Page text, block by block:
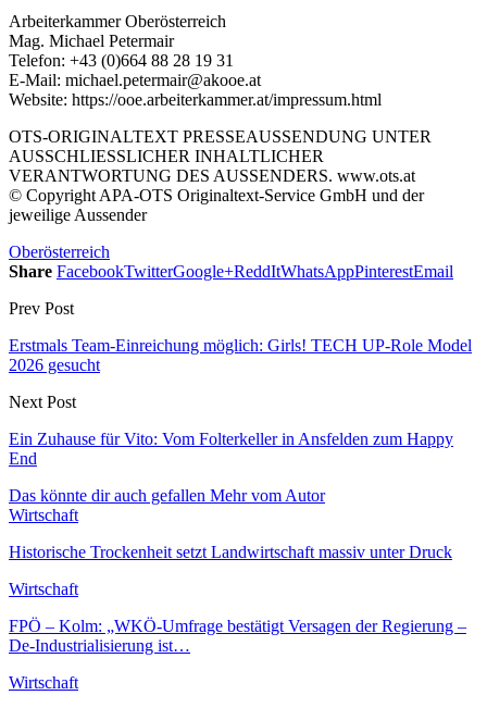
Arbeiterkammer Oberösterreich
Mag. Michael Petermair
Telefon: +43 (0)664 88 28 19 31
E-Mail: michael.petermair@akooe.at
Website: https://ooe.arbeiterkammer.at/impressum.html
OTS-ORIGINALTEXT PRESSEAUSSENDUNG UNTER
AUSSCHLIESSLICHER INHALTLICHER
VERANTWORTUNG DES AUSSENDERS. www.ots.at
© Copyright APA-OTS Originaltext-Service GmbH und der
jeweilige Aussender
Oberösterreich
Share FacebookTwitterGoogle+ReddItWhatsAppPinterestEmail
Prev Post
Erstmals Team-Einreichung möglich: Girls! TECH UP-Role Model
2026 gesucht
Next Post
Ein Zuhause für Vito: Vom Folterkeller in Ansfelden zum Happy
End
Das könnte dir auch gefallen Mehr vom Autor
Wirtschaft
Historische Trockenheit setzt Landwirtschaft massiv unter Druck
Wirtschaft
FPÖ – Kolm: „WKÖ-Umfrage bestätigt Versagen der Regierung –
De-Industrialisierung ist…
Wirtschaft